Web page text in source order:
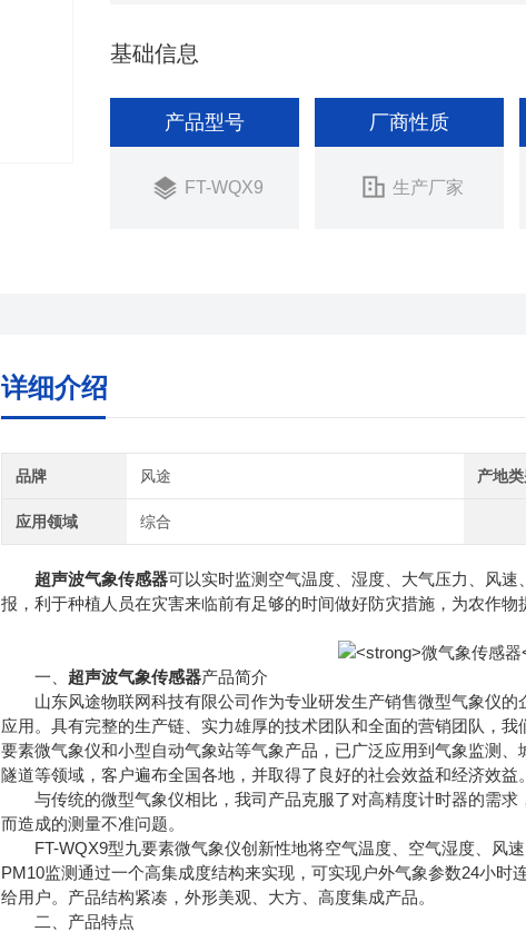
基础信息
产品型号
FT-WQX9
厂商性质
生产厂家
详细介绍
品牌 风途 产地类
应用领域 综合
超声波气象传感器可以实时监测空气温度、湿度、大气压力、风
报，利于种植人员在灾害来临前有足够的时间做好防灾措施，为农作物
一、 超声波气象传感器产品简介
山东风途物联网科技有限公司作为专业研发生产销售微型气象仪的
应用。具有完整的生产链、实力雄厚的技术团队和全面的营销团队，
要素微气象仪和小型自动气象站等气象产品，已广泛应用到气象监测
隧道等领域，客户遍布全国各地，并取得了良好的社会效益和经济效益。
与传统的微型气象仪相比，我司产品克服了对高精度计时器的需求
而造成的测量不准问题。
FT-WQX9型九要素微气象仪创新性地将空气温度、空气湿度、风速
PM10监测通过一个高集成度结构来实现，可实现户外气象参数24小时
给用户。产品结构紧凑，外形美观、大方、高度集成产品。
二、产品特点